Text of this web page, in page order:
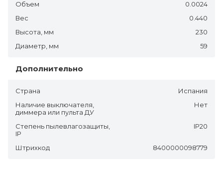
Объем
0.0024
Вес
0.440
Высота, мм
230
Диаметр, мм
59
Дополнительно
Страна
Испания
Наличие выключателя,
диммера или пульта ДУ
Нет
Степень пылевлагозащиты,
IP
IP20
Штрихкод 8400000098779